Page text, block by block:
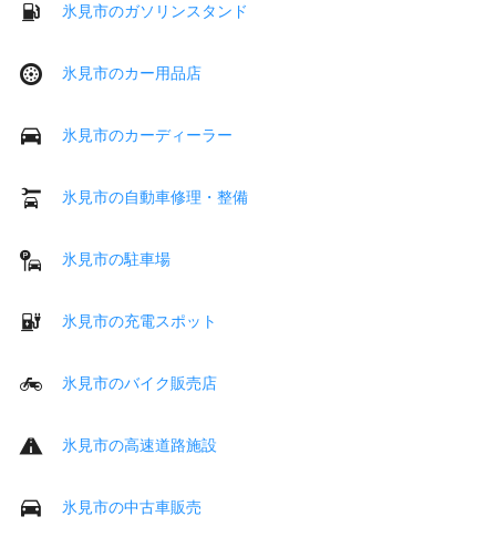
氷見市のガソリンスタンド
氷見市のカー用品店
氷見市のカーディーラー
氷見市の自動車修理・整備
氷見市の駐車場
氷見市の充電スポット
氷見市のバイク販売店
氷見市の高速道路施設
氷見市の中古車販売